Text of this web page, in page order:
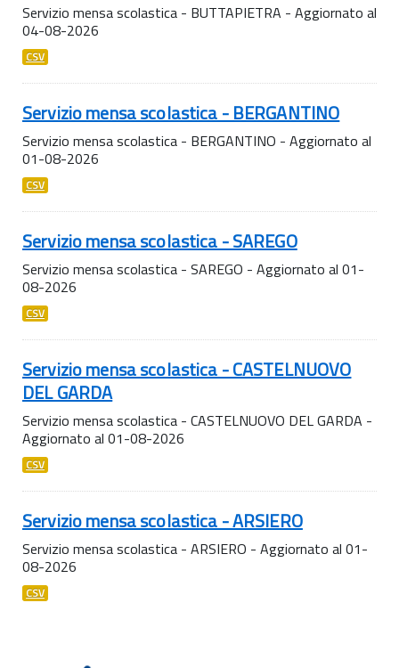
Servizio mensa scolastica - BUTTAPIETRA - Aggiornato al
04-08-2026
CSV
Servizio mensa scolastica - BERGANTINO
Servizio mensa scolastica - BERGANTINO - Aggiornato al
01-08-2026
CSV
Servizio mensa scolastica - SAREGO
Servizio mensa scolastica - SAREGO - Aggiornato al 01-
08-2026
CSV
Servizio mensa scolastica - CASTELNUOVO
DEL GARDA
Servizio mensa scolastica - CASTELNUOVO DEL GARDA -
Aggiornato al 01-08-2026
CSV
Servizio mensa scolastica - ARSIERO
Servizio mensa scolastica - ARSIERO - Aggiornato al 01-
08-2026
CSV